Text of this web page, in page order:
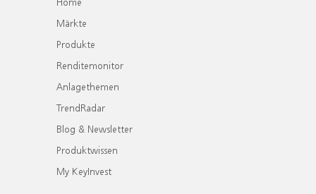
Märkte
Produkte
Renditemonitor
Anlagethemen
TrendRadar
Blog & Newsletter
Produktwissen
My KeyInvest